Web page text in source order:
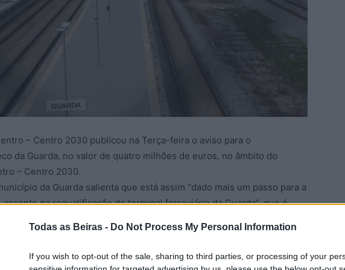
Todas as Beiras - Do Not Process My Personal Information
If you wish to opt-out of the sale, sharing to third parties, or processing of your
– Centro 2030 publicou na Terça-feira o aviso para o
da Guarda, no valor de quatro milhões de euros, no âmbito do
– Centro 2030.
da Guarda salienta que está assim “dado mais um passo para a
na requalificação do terminal ferroviário da Guarda”, que é
fortalecer a eficácia da ligação de carga aos portos marítimos do
da ferrovia”. A autarquia adianta que se estima que “a obra possa ser
semanas”.
um apoio para a criação do Porto Seco da Guarda, sustentado pela